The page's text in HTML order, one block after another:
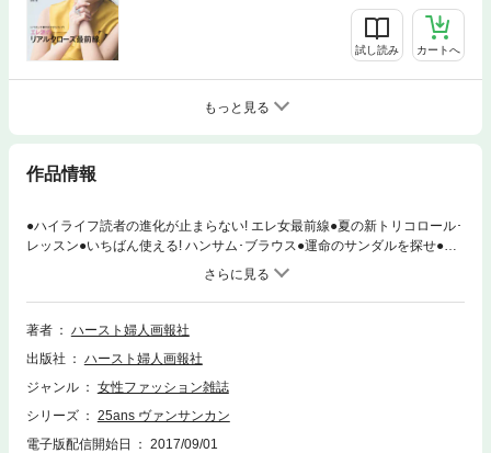
試し読み カートへ
もっと見る
作品情報
●ハイライフ読者の進化が止まらない! エレ女最前線●夏の新トリコロール･
レッスン●いちばん使える! ハンサム･ブラウス●運命のサンダルを探せ●最
新オーガニック情報 エレガニックで行こう!●ワンランク上の｢母の日ギフ
ト｣※電子版にはビーチサンダルの付録はつきません※電子版では、紙の雑
誌と内容が一部異なる場合や、掲載されないページがある場合がありま
す。
著者
ハースト婦人画報社
出版社
ハースト婦人画報社
ジャンル
女性ファッション雑誌
シリーズ
25ans ヴァンサンカン
電子版配信開始日
2017/09/01